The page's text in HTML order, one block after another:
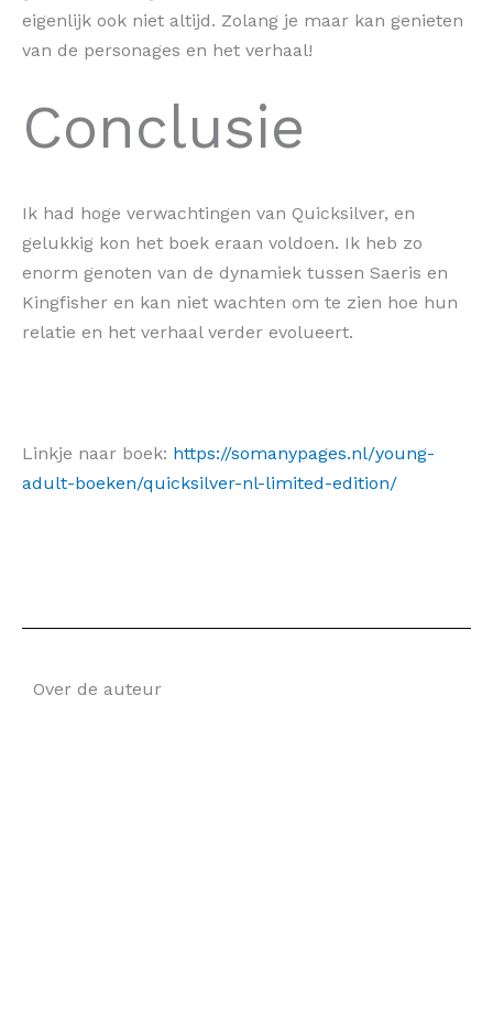
eigenlijk ook niet altijd. Zolang je maar kan genieten
van de personages en het verhaal!
Conclusie
Ik had hoge verwachtingen van Quicksilver, en
gelukkig kon het boek eraan voldoen. Ik heb zo
enorm genoten van de dynamiek tussen Saeris en
Kingfisher en kan niet wachten om te zien hoe hun
relatie en het verhaal verder evolueert.
Linkje naar boek: https://somanypages.nl/young-
adult-boeken/quicksilver-nl-limited-edition/
Over de auteur